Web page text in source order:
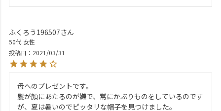
ふくろう196507
50代 女性
投稿日
2021/03/31
母へのプレゼントです。
髪が顔にあたるのが嫌で、常にかぶりものをしているのです
が、夏は暑いのでピッタリな帽子を見つけました。